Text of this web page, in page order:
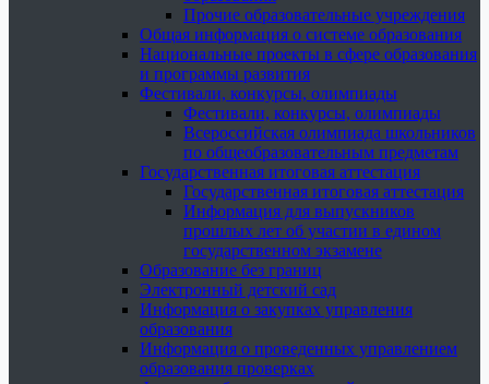
Прочие образовательные учреждения
Общая информация о системе образования
Национальные проекты в сфере образования
и программы развития
Фестивали, конкурсы, олимпиады
Фестивали, конкурсы, олимпиады
Всероссийская олимпиада школьников
по общеобразовательным предметам
Государственная итоговая аттестация
Государственная итоговая аттестация
Информация для выпускников
прошлых лет об участии в едином
государственном экзамене
Образование без границ
Электронный детский сад
Информация о закупках управления
образования
Информация о проведенных управлением
образования проверках